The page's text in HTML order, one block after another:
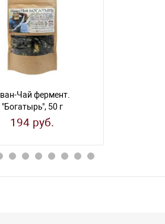
Чай фермент.
"Богатырь", 50 г
194 руб.